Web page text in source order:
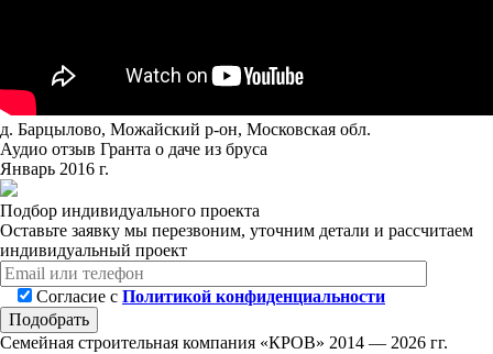
д. Барцылово, Можайский р-он, Московская обл.
Аудио отзыв Гранта о даче из бруса
Январь 2016 г.
Подбор индивидуального проекта
Оставьте заявку мы перезвоним, уточним детали и рассчитаем
индивидуальный проект
Согласие с Политикой конфиденциальности
Подобрать
Семейная строительная компания «КРОВ» 2014 — 2026 гг.